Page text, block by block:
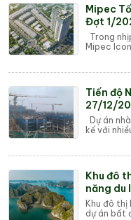
Mipec
Đợt 1/
Trong
Mipec
Tiến độ
27/12/
Dự án nhà
kế với
Khu đô
năng du
Khu đô thị
dự án bất